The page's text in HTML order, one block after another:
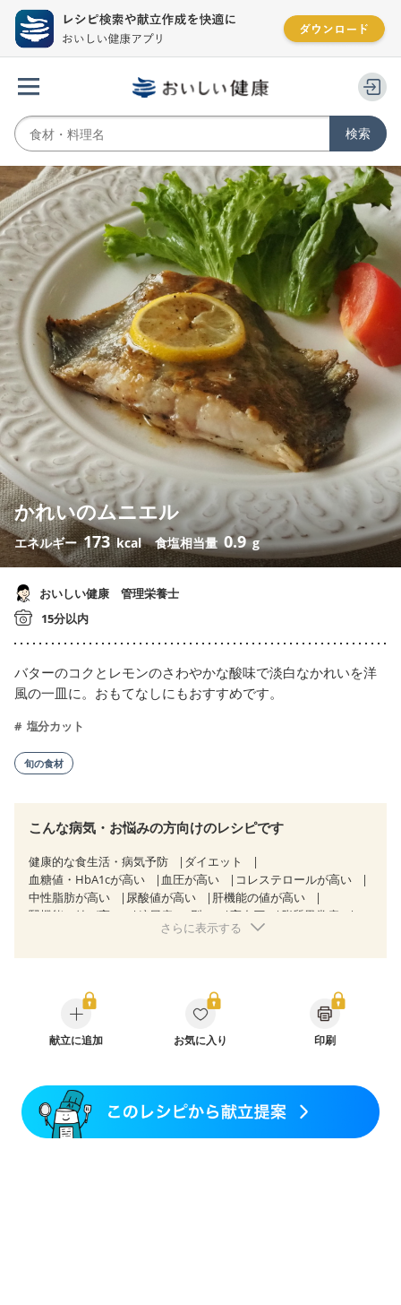
かれいのムニエル
エネルギー173 kcal 食塩相当量0.9 g
おいしい健康 管理栄養士
15分以内
バターのコクとレモンのさわやかな酸味で淡白なかれいを洋
風の一皿に。おもてなしにもおすすめです。
塩分カット
旬の食材
こんな病気・お悩みの方向けのレシピです
健康的な食生活・病気予防
ダイエット
血糖値・HbA1cが高い
血圧が高い
コレステロールが高い
中性脂肪が高い
尿酸値が高い
肝機能の値が高い
腎機能の値が高い
糖尿病（2型） 高血圧
脂質異常症
狭心症 心筋梗塞
クローン病（寛解期）
過敏性腸症候群（IBS）
糖尿病性腎症（第１期）
糖尿病性腎症（第２期）
糖尿病性腎症（第３期）
CKD（ステージ１）
乳がん（ホルモン療法中）
乳がん治療を終えた方・経過観察中の方など
胃がん（抗がん剤治療中）
さらに表示する
献立に追加 お気に入り 印刷